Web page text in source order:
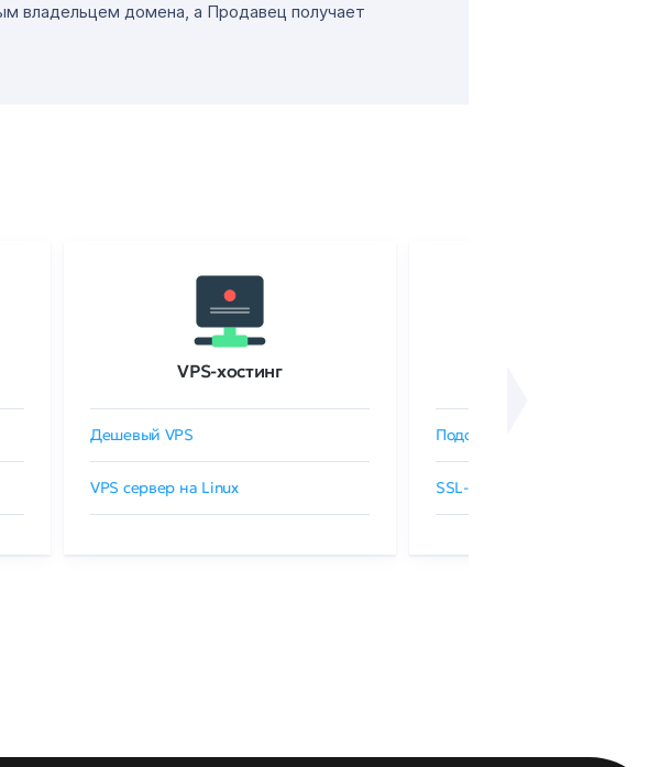
владельцем домена, а Продавец получает
VPS-хостинг
Дешевый VPS
VPS сервер на Linux
Подобрать SSL-сертификат
SSL-сертификаты GlobalSign